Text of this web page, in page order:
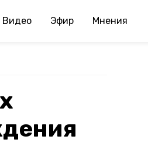
Видео Эфир Мнения